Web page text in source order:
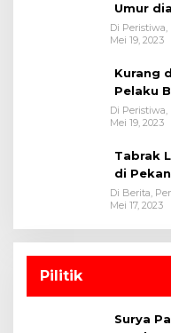
Umur
Polsek
Di Peristiwa,
Mei 19, 2023
Kurang
Pelaku
Di Peristiwa,
Mei 19, 2023
Tabrak
di
Di Berita,
Mei 17, 2023
Pilitik
Surya